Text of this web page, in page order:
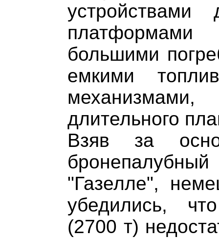
платформами
большими
емкими
длительного
Взяв за
"Газелле",
убедились,
(2700 т)